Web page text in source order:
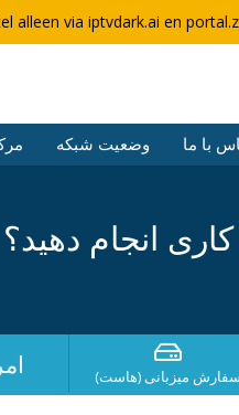
alleen via iptvdark.ai en
وضعیت شبکه با ما
انجام دهید؟
سفارش میزبانی (هاست)